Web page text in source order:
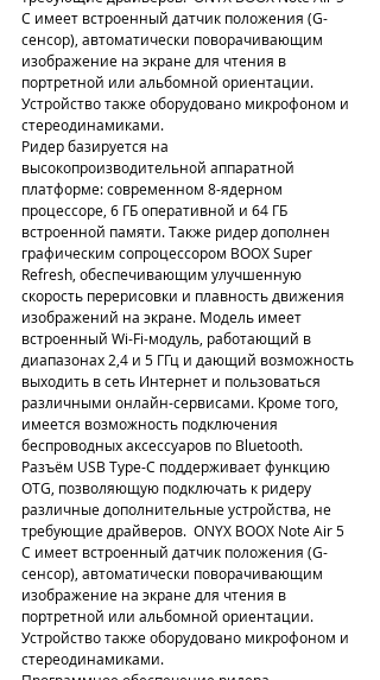
С имеет встроенный датчик положения (G-
сенсор), автоматически поворачивающим
изображение на экране для чтения в
портретной или альбомной ориентации.
Устройство также оборудовано микрофоном и
стереодинамиками.
Ридер базируется на
высокопроизводительной аппаратной
платформе: современном 8-ядерном
процессоре, 6 ГБ оперативной и 64 ГБ
встроенной памяти. Также ридер дополнен
графическим сопроцессором BOOX Super
Refresh, обеспечивающим улучшенную
скорость перерисовки и плавность движения
изображений на экране. Модель имеет
встроенный Wi-Fi-модуль, работающий в
диапазонах 2,4 и 5 ГГц и дающий возможность
выходить в сеть Интернет и пользоваться
различными онлайн-сервисами. Кроме того,
имеется возможность подключения
беспроводных аксессуаров по Bluetooth.
Разъём USB Type-C поддерживает функцию
OTG, позволяющую подключать к ридеру
различные дополнительные устройства, не
требующие драйверов.  ONYX BOOX Note Air 5
С имеет встроенный датчик положения (G-
сенсор), автоматически поворачивающим
изображение на экране для чтения в
портретной или альбомной ориентации.
Устройство также оборудовано микрофоном и
стереодинамиками.